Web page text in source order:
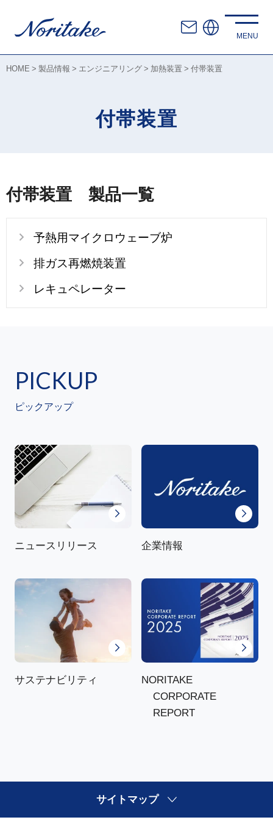
HOME 製品情報 エンジニアリング 加熱装置 付帯装置
付帯装置
付帯装置 製品一覧
予熱用マイクロウェーブ炉
排ガス再燃焼装置
レキュペレーター
PICKUP
ピックアップ
ニュースリリース 企業情報
サステナビリティ
NORITAKE
CORPORATE
REPORT
サイトマップ